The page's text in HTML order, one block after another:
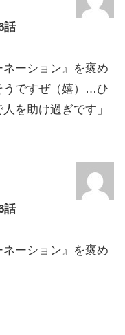
話
ーション』を褒め
うですぜ（嬉）…ひ
を助け過ぎです」
話
ーション』を褒め